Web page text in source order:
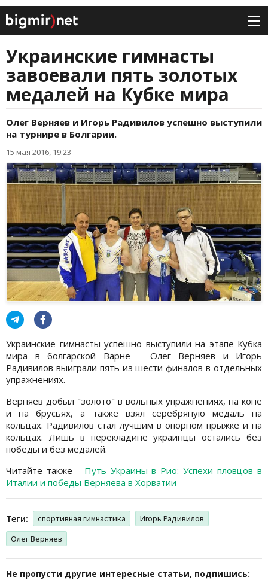
Украинские гимнасты
завоевали пять золотых
медалей на Кубке мира
Олег Верняев и Игорь Радивилов успешно выступили
на турнире в Болгарии.
15 мая 2016, 19:23
Украинские гимнасты успешно выступили на этапе Кубка
мира в болгарской Варне – Олег Верняев и Игорь
Радивилов выиграли пять из шести финалов в отдельных
упражнениях.
Верняев добыл "золото" в вольных упражнениях, на коне
и на брусьях, а также взял серебряную медаль на
кольцах. Радивилов стал лучшим в опорном прыжке и на
кольцах. Лишь в перекладине украинцы остались без
победы и без медалей.
Читайте также - Путь Украины в Рио: Успехи пловцов в
Италии и победы Верняева в Хорватии
Теги: спортивная гимнастика
Игорь Радивилов
Олег Верняев
Не пропусти другие интересные статьи, подпишись: